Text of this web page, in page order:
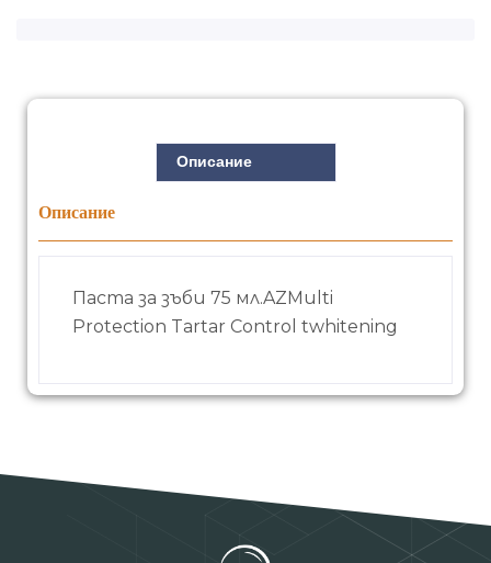
Описание
Описание
Паста за зъби 75 мл.AZMulti
Protection Tartar Control twhitening